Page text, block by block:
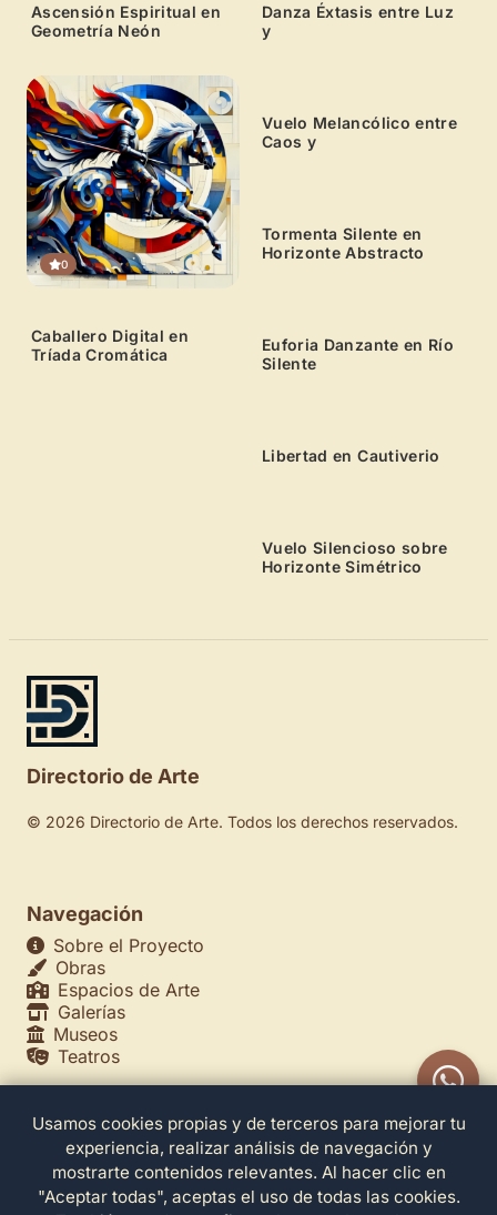
Ascensión Espiritual en
Geometría Neón
0
Caballero Digital en
Tríada Cromática
Danza Éxtasis entre Luz
y
Vuelo Melancólico entre
Caos y
Tormenta Silente en
Horizonte Abstracto
Euforia Danzante en Río
Silente
Libertad en Cautiverio
Vuelo Silencioso sobre
Horizonte Simétrico
Directorio de Arte
© 2026 Directorio de Arte. Todos los derechos reservados.
Navegación
Sobre el Proyecto
Obras
Espacios de Arte
Galerías
Museos
Teatros
Legales
Política de Privacidad
Política de Cookies
Configuración de Cookies
Usamos cookies propias y de terceros para mejorar tu
experiencia, realizar análisis de navegación y
mostrarte contenidos relevantes. Al hacer clic en
"Aceptar todas", aceptas el uso de todas las cookies.